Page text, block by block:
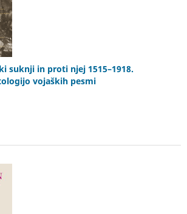
suknji in proti njej 1515–1918.
vojaških pesmi